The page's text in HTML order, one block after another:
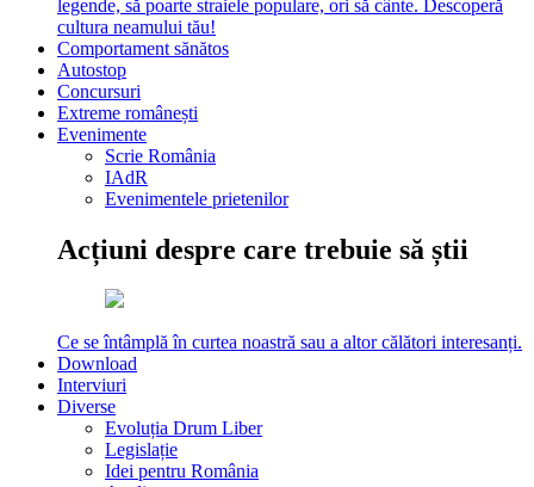
legende, să poarte straiele populare, ori să cânte. Descoperă
cultura neamului tău!
Comportament sănătos
Autostop
Concursuri
Extreme românești
Evenimente
Scrie România
IAdR
Evenimentele prietenilor
Acțiuni despre care trebuie să știi
Ce se întâmplă în curtea noastră sau a altor călători interesanți.
Download
Interviuri
Diverse
Evoluția Drum Liber
Legislație
Idei pentru România